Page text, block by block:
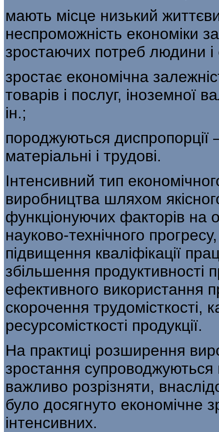
мають місце низький
неспроможність економіки
зростаючих потреб людини і
зростає економічна
това­рів і послуг, іноземної
ін.;
породжуються диспропорції
матеріаль­ні і трудові.
Інтенсивний тип
виробництва шляхом
функціонуючих факторів на
науково-технічного
підвищення кваліфікації
збільшення продуктивності
ефективного використання
скорочення трудомісткості,
ресурсомісткості про­дукції.
На практиці розширення
зростання
важливо розрізняти,
було досягнуто економічне
інтенсивних.